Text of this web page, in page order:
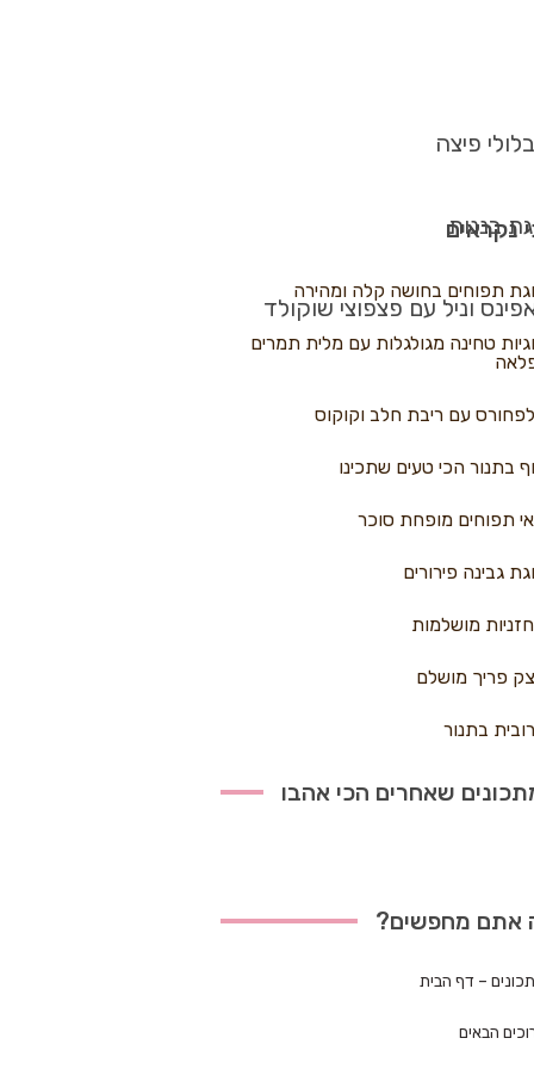
פיצה
בננות
וניל עם פצפוצי שוקולד
נקראים
תפוחים בחושה קלה ומהירה
טחינה מגולגלות עם מלית תמרים
עם ריבת חלב וקוקוס
בתנור הכי טעים שתכינו
תפוחים מופחת סוכר
גבינה פירורים
מושלמות
פריך מושלם
בתנור
שאחרים הכי אהבו
אתם מחפשים?
– דף הבית
הבאים